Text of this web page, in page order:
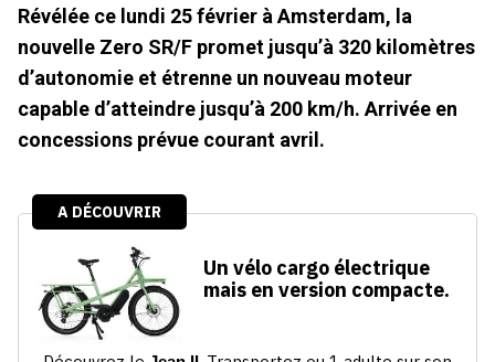
Révélée ce lundi 25 février à Amsterdam, la
nouvelle Zero SR/F promet jusqu’à 320 kilomètres
d’autonomie et étrenne un nouveau moteur
capable d’atteindre jusqu’à 200 km/h. Arrivée en
concessions prévue courant avril.